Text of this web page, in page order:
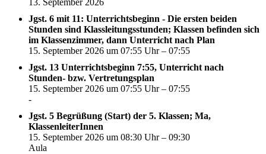
13. September 2026
Jgst. 6 mit 11: Unterrichtsbeginn - Die ersten beiden
Stunden sind Klassleitungsstunden; Klassen befinden sich
im Klassenzimmer, dann Unterricht nach Plan
15. September 2026 um 07:55 Uhr – 07:55
Jgst. 13 Unterrichtsbeginn 7:55, Unterricht nach
Stunden- bzw. Vertretungsplan
15. September 2026 um 07:55 Uhr – 07:55
-
Jgst. 5 Begrüßung (Start) der 5. Klassen; Ma,
KlassenleiterInnen
15. September 2026 um 08:30 Uhr – 09:30
Aula